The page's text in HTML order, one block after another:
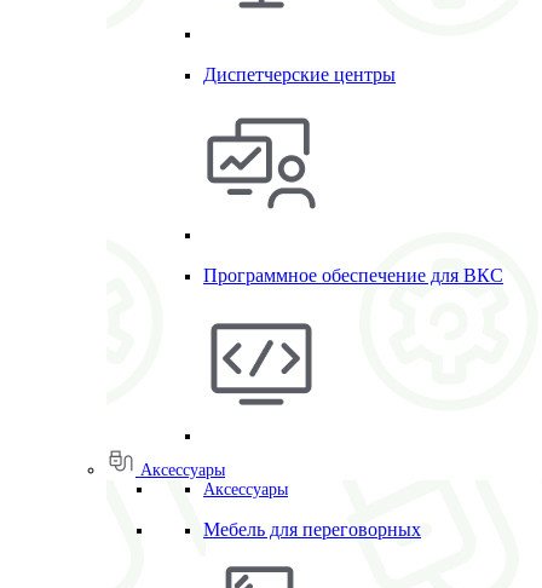
Диспетчерские центры
Программное обеспечение для ВКС
Аксессуары
Аксессуары
Мебель для переговорных